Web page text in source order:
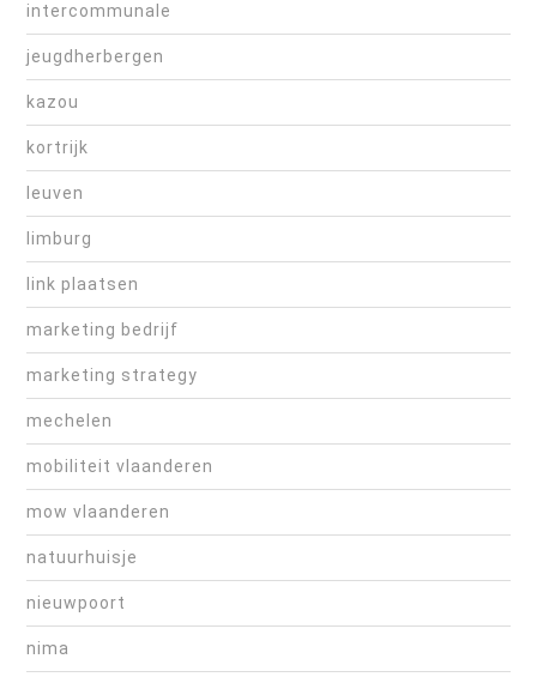
intercommunale
jeugdherbergen
kazou
kortrijk
leuven
limburg
link plaatsen
marketing bedrijf
marketing strategy
mechelen
mobiliteit vlaanderen
mow vlaanderen
natuurhuisje
nieuwpoort
nima